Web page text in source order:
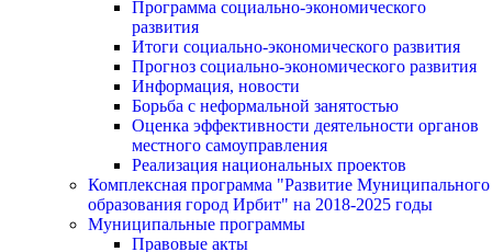
Программа социально-экономического
развития
Итоги социально-экономического развития
Прогноз социально-экономического развития
Информация, новости
Борьба с неформальной занятостью
Оценка эффективности деятельности органов
местного самоуправления
Реализация национальных проектов
Комплексная программа "Развитие Муниципального
образования город Ирбит" на 2018-2025 годы
Муниципальные программы
Правовые акты